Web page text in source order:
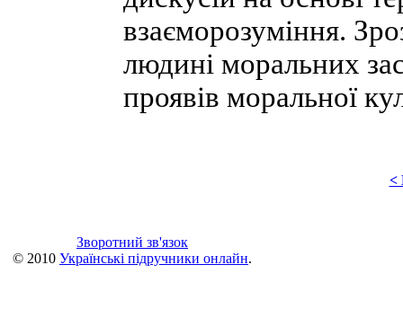
взаєморозуміння.
людині моральних
проявів моральної
<
Зворотний зв'язок
© 2010 Українські підручники онлайн.